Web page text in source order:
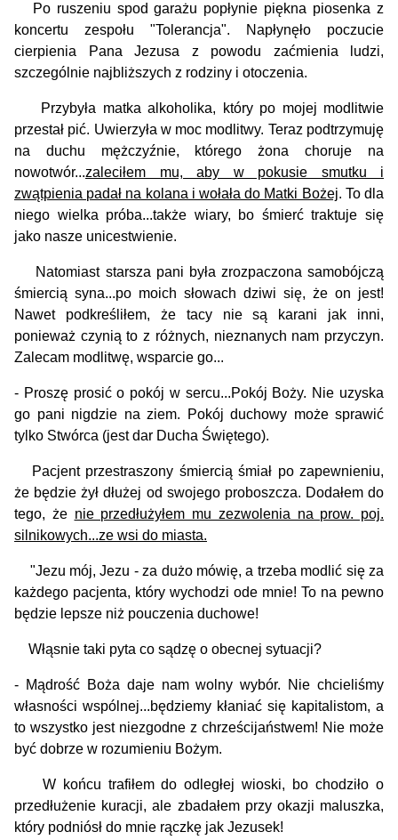
Po ruszeniu spod garażu popłynie piękna piosenka z
koncertu zespołu "Tolerancja". Napłynęło poczucie
cierpienia Pana Jezusa z powodu zaćmienia ludzi,
szczególnie najbliższych z rodziny i otoczenia.
Przybyła matka alkoholika, który po mojej modlitwie
przestał pić. Uwierzyła w moc modlitwy. Teraz podtrzymuję
na duchu mężczyźnie, którego żona choruje na
nowotwór...zaleciłem mu, aby w pokusie smutku i
zwątpienia padał na kolana i wołała do Matki Bożej. To dla
niego wielka próba...także wiary, bo śmierć traktuje się
jako nasze unicestwienie.
Natomiast starsza pani była zrozpaczona samobójczą
śmiercią syna...po moich słowach dziwi się, że on jest!
Nawet podkreśliłem, że tacy nie są karani jak inni,
ponieważ czynią to z różnych, nieznanych nam przyczyn.
Zalecam modlitwę, wsparcie go...
- Proszę prosić o pokój w sercu...Pokój Boży. Nie uzyska
go pani nigdzie na ziem. Pokój duchowy może sprawić
tylko Stwórca (jest dar Ducha Świętego).
Pacjent przestraszony śmiercią śmiał po zapewnieniu,
że będzie żył dłużej od swojego proboszcza. Dodałem do
tego, że nie przedłużyłem mu zezwolenia na prow. poj.
silnikowych...ze wsi do miasta.
"Jezu mój, Jezu - za dużo mówię, a trzeba modlić się za
każdego pacjenta, który wychodzi ode mnie! To na pewno
będzie lepsze niż pouczenia duchowe!
Włąsnie taki pyta co sądzę o obecnej sytuacji?
- Mądrość Boża daje nam wolny wybór. Nie chcieliśmy
własności wspólnej...będziemy kłaniać się kapitalistom, a
to wszystko jest niezgodne z chrześcijaństwem! Nie może
być dobrze w rozumieniu Bożym.
W końcu trafiłem do odległej wioski, bo chodziło o
przedłużenie kuracji, ale zbadałem przy okazji maluszka,
który podniósł do mnie rączkę jak Jezusek!